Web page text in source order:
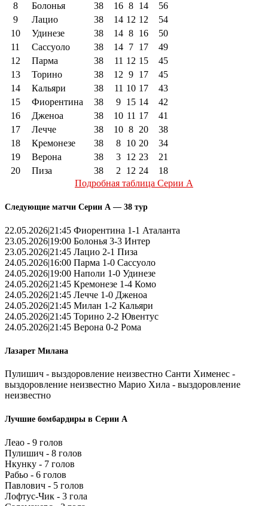
8
Болонья 38 16 8 14
56
9
Лацио 38 14 12 12
54
10
Удинезе 38 14 8 16
50
11
Сассуоло 38 14 7 17
49
12
Парма 38 11 12 15
45
13
Торино 38 12 9 17
45
14
Кальяри 38 11 10 17
43
15
Фиорентина 38 9 15 14
42
16
Дженоа 38 10 11 17
41
17
Лечче 38 10 8 20
38
18
Кремонезе 38 8 10 20
34
19
Верона 38 3 12 23
21
20
Пиза 38 2 12 24
18
Подробная таблица Серии А
Следующие матчи Серии А — 38 тур
22.05.2026|21:45 Фиорентина 1-1 Аталанта
23.05.2026|19:00 Болонья 3-3 Интер
23.05.2026|21:45 Лацио 2-1 Пиза
24.05.2026|16:00 Парма 1-0 Сассуоло
24.05.2026|19:00 Наполи 1-0 Удинезе
24.05.2026|21:45 Кремонезе 1-4 Комо
24.05.2026|21:45 Лечче 1-0 Дженоа
24.05.2026|21:45 Милан 1-2 Кальяри
24.05.2026|21:45 Торино 2-2 Ювентус
24.05.2026|21:45 Верона 0-2 Рома
Лазарет Милана
Пулишич - выздоровление неизвестно Санти Хименес -
выздоровление неизвестно Марио Хила - выздоровление
неизвестно
Лучшие бомбардиры в Серии А
Леао - 9 голов
Пулишич - 8 голов
Нкунку - 7 голов
Рабьо - 6 голов
Павлович - 5 голов
Лофтус-Чик - 3 гола